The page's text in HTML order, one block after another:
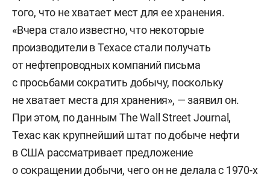
того, что не хватает мест для ее хранения.
«Вчера стало известно, что некоторые
производители в Техасе стали получать
от нефтепроводных компаний письма
с просьбами сократить добычу, поскольку
не хватает места для хранения», — заявил он.
При этом, по данным The Wall Street Journal,
Техас как крупнейший штат по добыче нефти
в США рассматривает предложение
о сокращении добычи, чего он не делала с 1970-х